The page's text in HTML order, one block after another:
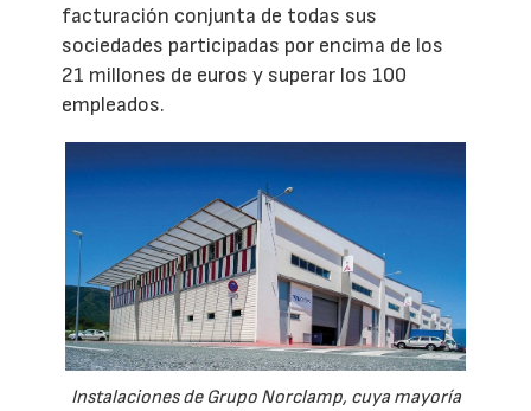
facturación conjunta de todas sus
sociedades participadas por encima de los
21 millones de euros y superar los 100
empleados.
Instalaciones de Grupo Norclamp, cuya mayoría